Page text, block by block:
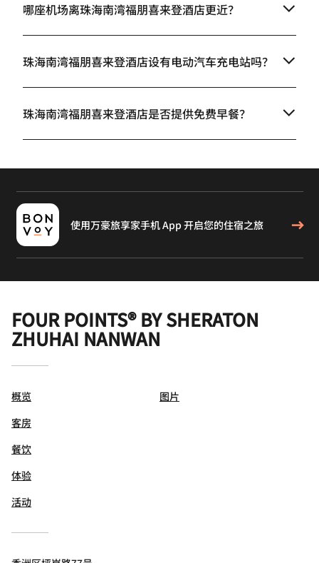
哪座机场离珠海南湾福朋喜来登酒店更近？
珠海南湾福朋喜来登酒店设有电动汽车充电站吗？
珠海南湾福朋喜来登酒店是否提供免费早餐？
使用万豪旅享家手机 App 开启您的住宿之旅
FOUR POINTS® BY SHERATON
ZHUHAI NANWAN
概览
客房
餐饮
体验
活动
图片